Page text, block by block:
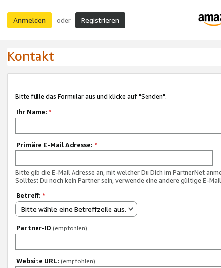
Anmelden oder Registrieren
Kontakt
Bitte fülle das Formular aus und klicke auf "Senden".
Ihr Name: *
Primäre E-Mail Adresse: *
Bitte gib die E-Mail Adresse an, mit welcher Du Dich im PartnerNet
Solltest Du noch kein Partner sein, verwende eine andere gültige E-
Betreff: *
Bitte wähle eine Betreffzeile aus.
Partner-ID (empfohlen)
Website URL: (empfohlen)